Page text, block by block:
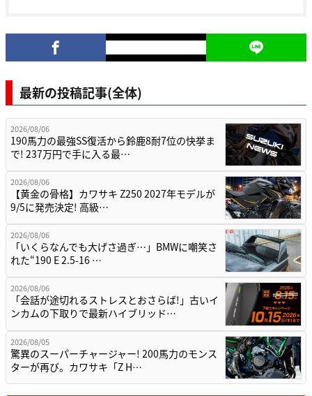
最新の投稿記事(全体)
2026/08/06
190馬力の最強SS復活から鈴鹿8耐7位の快挙ま
で! 237万円で手に入る最…
2026/08/06
【黄金の骨格】カワサキ Z250 2027年モデルが
9/5に発売決定! 高級…
2026/08/06
「いくらなんでも大げさ過ぎ…」BMWに嘲笑さ
れた“190 E 2.5-16 …
2026/08/06
「会話が途切れるストレスとおさらば!」古いイ
ンカムの下取りで最新ハイブリッド…
2026/08/05
驚異のスーパーチャージャー! 200馬力のモンス
ターが再び。カワサキ「Z H…